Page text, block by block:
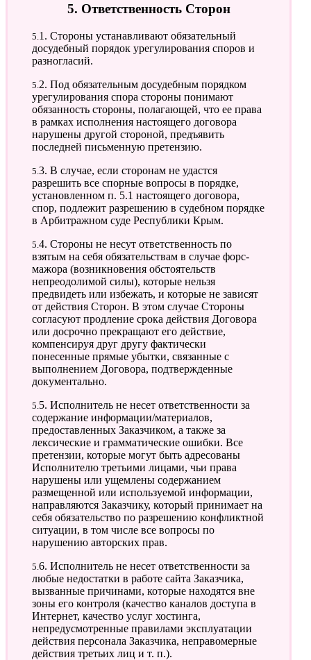
5. Ответственность Сторон
5.1. Стороны устанавливают обязательный
досудебный порядок урегулирования споров и
разногласий.
5.2. Под обязательным досудебным порядком
урегулирования спора стороны понимают
обязанность стороны, полагающей, что ее права
в рамках исполнения настоящего договора
нарушены другой стороной, предъявить
последней письменную претензию.
5.3. В случае, если сторонам не удастся
разрешить все спорные вопросы в порядке,
установленном п. 5.1 настоящего договора,
спор, подлежит разрешению в судебном порядке
в Арбитражном суде Республики Крым.
5.4. Стороны не несут ответственность по
взятым на себя обязательствам в случае форс-
мажора (возникновения обстоятельств
непреодолимой силы), которые нельзя
предвидеть или избежать, и которые не зависят
от действия Сторон. В этом случае Стороны
согласуют продление срока действия Договора
или досрочно прекращают его действие,
компенсируя друг другу фактически
понесенные прямые убытки, связанные с
выполнением Договора, подтвержденные
документально.
5.5. Исполнитель не несет ответственности за
содержание информации/материалов,
предоставленных Заказчиком, а также за
лексические и грамматические ошибки. Все
претензии, которые могут быть адресованы
Исполнителю третьими лицами, чьи права
нарушены или ущемлены содержанием
размещенной или используемой информации,
направляются Заказчику, который принимает на
себя обязательство по разрешению конфликтной
ситуации, в том числе все вопросы по
нарушению авторских прав.
5.6. Исполнитель не несет ответственности за
любые недостатки в работе сайта Заказчика,
вызванные причинами, которые находятся вне
зоны его контроля (качество каналов доступа в
Интернет, качество услуг хостинга,
непредусмотренные правилами эксплуатации
действия персонала Заказчика, неправомерные
действия третьих лиц и т. п.).